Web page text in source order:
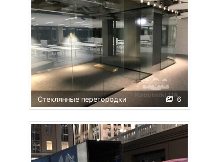
6
Стеклянные перегородки